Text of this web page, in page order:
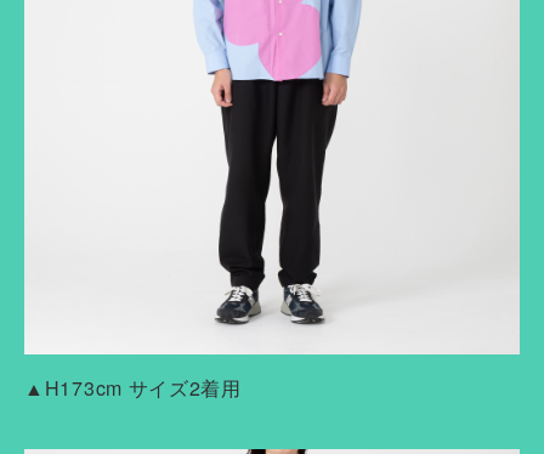
▲H173cm サイズ2着用